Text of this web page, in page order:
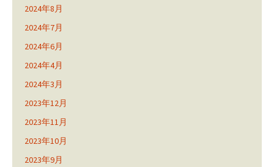
2024年8月
2024年7月
2024年6月
2024年4月
2024年3月
2023年12月
2023年11月
2023年10月
2023年9月